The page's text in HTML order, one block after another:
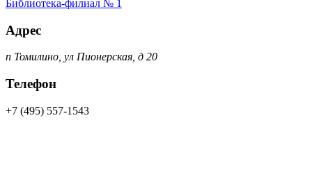
Библиотека-филиал № 1
Адрес
п Томилино, ул Пионерская, д 20
Телефон
+7 (495) 557-1543